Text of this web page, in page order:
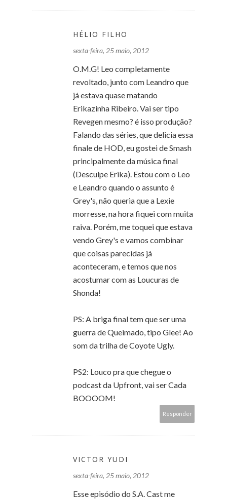
HÉLIO FILHO
sexta-feira, 25 maio, 2012
O.M.G! Leo completamente
revoltado, junto com Leandro que
já estava quase matando
Erikazinha Ribeiro. Vai ser tipo
Revegen mesmo? é isso produção?
Falando das séries, que delicia essa
finale de HOD, eu gostei de Smash
principalmente da música final
(Desculpe Erika). Estou com o Leo
e Leandro quando o assunto é
Grey's, não queria que a Lexie
morresse, na hora fiquei com muita
raiva. Porém, me toquei que estava
vendo Grey's e vamos combinar
que coisas parecidas já
aconteceram, e temos que nos
acostumar com as Loucuras de
Shonda!
PS: A briga final tem que ser uma
guerra de Queimado, tipo Glee! Ao
som da trilha de Coyote Ugly.
PS2: Louco pra que chegue o
podcast da Upfront, vai ser Cada
BOOOOM!
Responder
VICTOR YUDI
sexta-feira, 25 maio, 2012
Esse episódio do S.A. Cast me